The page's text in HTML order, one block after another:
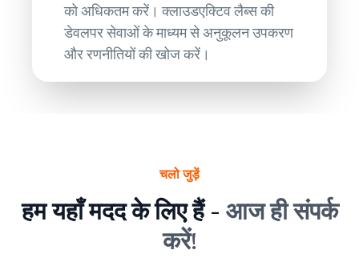
को अधिकतम करें। क्लाउडएक्टिव लैब्स की
डेवलपर सेवाओं के माध्यम से अनुकूलन उपकरण
और रणनीतियों की खोज करें।
चलो जुड़ें
हम यहाँ मदद के लिए हैं - आज ही संपर्क
करें!